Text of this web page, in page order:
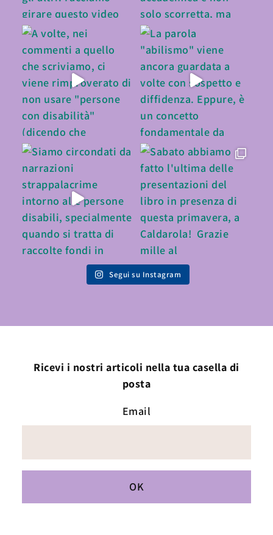
Segui su Instagram
Ricevi i nostri articoli nella tua casella di
posta
Email